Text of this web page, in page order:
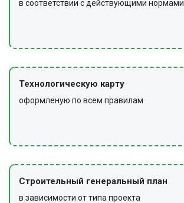
в соответствии с действующими нормами
Технологическую карту
оформленую по всем правилам
Строительный генеральный план
в зависимости от типа проекта